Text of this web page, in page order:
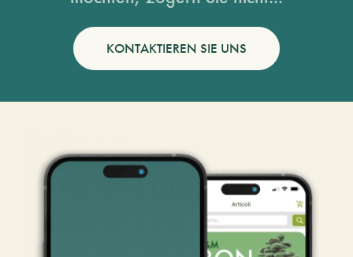
KONTAKTIEREN SIE UNS